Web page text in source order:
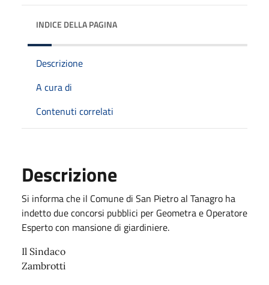
INDICE DELLA PAGINA
Descrizione
A cura di
Contenuti correlati
Descrizione
Si informa che il Comune di San Pietro al Tanagro ha
indetto due concorsi pubblici per Geometra e Operatore
Esperto con mansione di giardiniere.
Il Sindaco
Zambrotti